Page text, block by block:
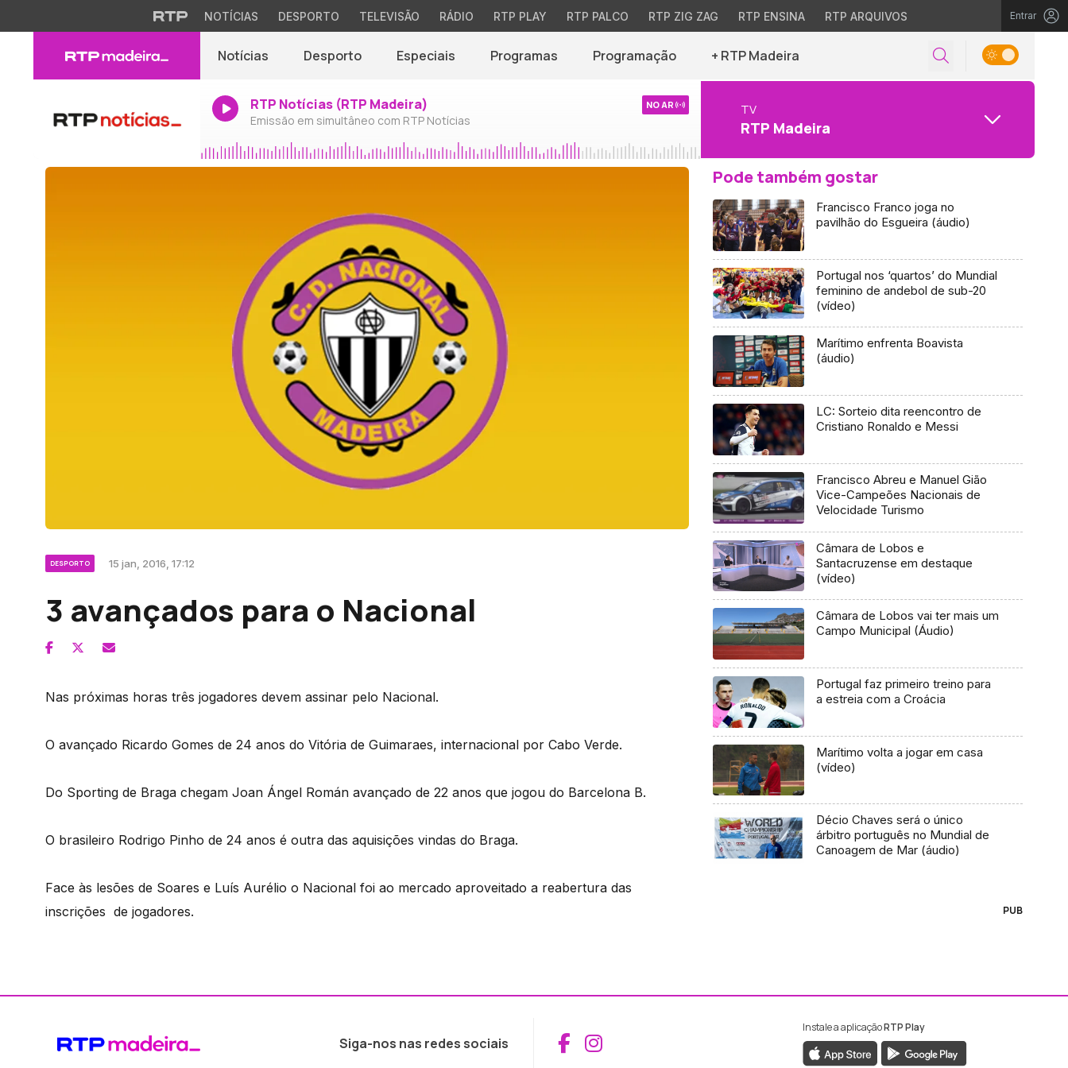
NOTÍCIAS DESPORTO TELEVISÃO RÁDIO RTP PLAY RTP PALCO RTP ZIG ZAG RTP ENSINA RTP ARQUIVOS Entrar
Notícias Desporto Especiais Programas Programação + RTP Madeira
RTP Notícias (RTP Madeira)
Emissão em simultâneo com RTP Notícias
NO AR TV
RTP Madeira
DESPORTO 15 jan, 2016, 17:12
3 avançados para o Nacional
Nas próximas horas três jogadores devem assinar pelo Nacional.
O avançado Ricardo Gomes de 24 anos do Vitória de Guimaraes, internacional por Cabo Verde.
Do Sporting de Braga chegam Joan Ángel Román avançado de 22 anos que jogou do Barcelona B.
O brasileiro Rodrigo Pinho de 24 anos é outra das aquisições vindas do Braga.
Face às lesões de Soares e Luís Aurélio o Nacional foi ao mercado aproveitado a reabertura das
inscrições de jogadores.
Pode também gostar
Francisco Franco joga no
pavilhão do Esgueira (áudio)
Portugal nos ‘quartos’ do Mundial
feminino de andebol de sub-20
(vídeo)
Marítimo enfrenta Boavista
(áudio)
LC: Sorteio dita reencontro de
Cristiano Ronaldo e Messi
Francisco Abreu e Manuel Gião
Vice-Campeões Nacionais de
Velocidade Turismo
Câmara de Lobos e
Santacruzense em destaque
(vídeo)
Câmara de Lobos vai ter mais um
Campo Municipal (Áudio)
Portugal faz primeiro treino para
a estreia com a Croácia
Marítimo volta a jogar em casa
(vídeo)
Décio Chaves será o único
árbitro português no Mundial de
Canoagem de Mar (áudio)
PUB
Siga-nos nas redes sociais Aceder ao Facebook da RTP Madeira
Aceder ao Instagram da RTP Madeira
Instale a aplicaçãoRTP Play